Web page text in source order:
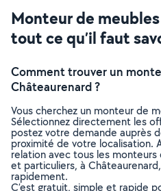
Monteur de
tout ce qu’il faut
Comment trouver un
Châteaurenard ?
Vous cherchez un monteur de
Sélectionnez directement les
postez votre demande auprès
proximité de votre localisation.
relation avec tous les
et particuliers, à
rapidement.
C’est gratuit, simple et rapide